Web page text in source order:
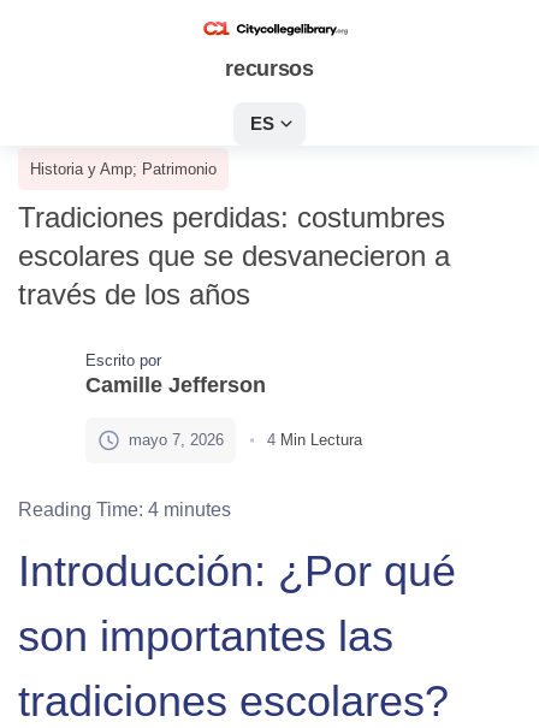
recursos
ES
Historia y Amp; Patrimonio
Tradiciones perdidas: costumbres
escolares que se desvanecieron a
través de los años
Escrito por
Camille Jefferson
mayo 7, 2026 4 Min Lectura
Reading Time: 4 minutes
Introducción: ¿Por qué
son importantes las
tradiciones escolares?